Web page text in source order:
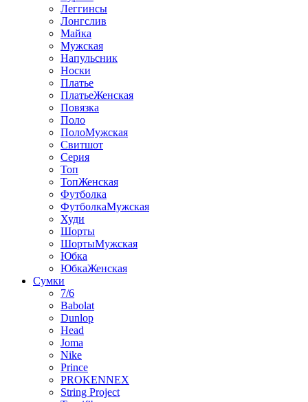
Леггинсы
Лонгслив
Майка
Мужская
Напульсник
Носки
Платье
ПлатьеЖенская
Повязка
Поло
ПолоМужская
Свитшот
Серия
Топ
ТопЖенская
Футболка
ФутболкаМужская
Худи
Шорты
ШортыМужская
Юбка
ЮбкаЖенская
Сумки
7/6
Babolat
Dunlop
Head
Joma
Nike
Prince
PROKENNEX
String Project